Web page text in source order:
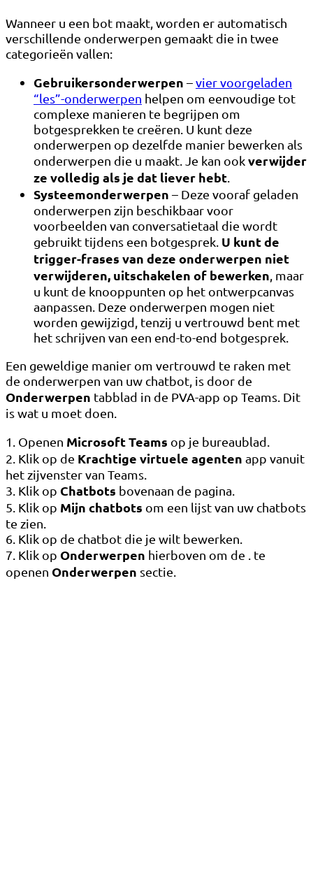
Wanneer u een bot maakt, worden er automatisch
verschillende onderwerpen gemaakt die in twee
categorieën vallen:
Gebruikersonderwerpen –vier voorgeladen
“les”-onderwerpen helpen om eenvoudige tot
complexe manieren te begrijpen om
botgesprekken te creëren. U kunt deze
onderwerpen op dezelfde manier bewerken als
onderwerpen die u maakt. Je kan ookverwijder
ze volledig als je dat liever hebt
Systeemonderwerpen – Deze vooraf geladen
onderwerpen zijn beschikbaar voor
voorbeelden van conversatietaal die wordt
gebruikt tijdens een botgesprek. U kunt de
trigger-frases van deze onderwerpen niet
verwijderen, uitschakelen of bewerken , maar
u kunt de knooppunten op het ontwerpcanvas
aanpassen. Deze onderwerpen mogen niet
worden gewijzigd, tenzij u vertrouwd bent met
het schrijven van een end-to-end botgesprek.
Een geweldige manier om vertrouwd te raken met
de onderwerpen van uw chatbot, is door de
Onderwerpen tabblad in de PVA-app op Teams. Dit
is wat u moet doen.
1. Openen Microsoft Teams op je bureaublad.
2. Klik op de Krachtige virtuele agenten app vanuit
het zijvenster van Teams.
3. Klik op Chatbots bovenaan de pagina.
5. Klik op Mijn chatbots om een ​​lijst van uw chatbots
te zien.
6. Klik op de chatbot die je wilt bewerken.
7. Klik op Onderwerpen hierboven om de . te
openen Onderwerpen sectie.